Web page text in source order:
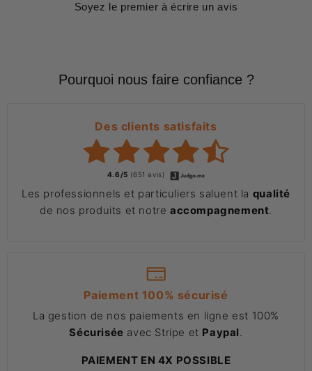
Soyez le premier à écrire un avis
Pourquoi nous faire confiance ?
Des clients satisfaits
4.6/5 (651 avis)
Les professionnels et particuliers saluent la qualité
de nos produits et notre accompagnement
Paiement 100% sécurisé
La gestion de nos paiements en ligne est 100%
Sécurisée avec Stripe et Paypal
PAIEMENT EN 4X POSSIBLE